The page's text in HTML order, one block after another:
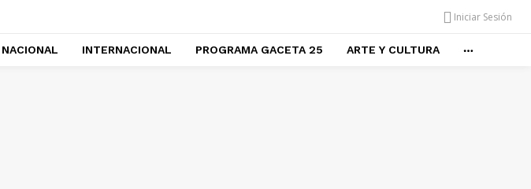
Iniciar Sesión
NACIONAL INTERNACIONAL PROGRAMA GACETA 25 ARTE Y CULTURA